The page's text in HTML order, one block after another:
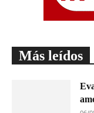
Más leídos